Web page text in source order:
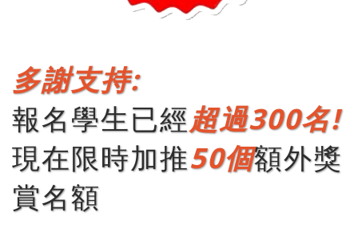
多謝支持:
報名學生已經超過300名!
現在限時加推50個額外獎
賞名額